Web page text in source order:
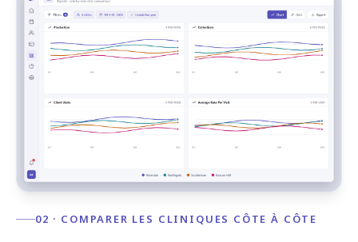
02 · COMPARER LES CLINIQUES CÔTE À CÔTE